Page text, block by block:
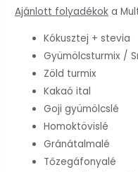
Ajánlott folyadékok a
Kókusztej + stevia
Gyümölcsturmix /
Zöld turmix
Kakaó ital
Goji gyümölcslé
Homoktövislé
Gránátalmalé
Tőzegáfonyalé